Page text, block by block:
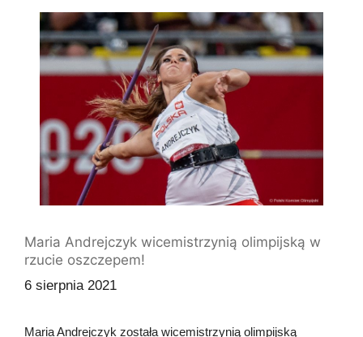
Maria Andrejczyk wicemistrzynią olimpijską w
rzucie oszczepem!
6 sierpnia 2021
Maria Andrejczyk została wicemistrzynią olimpijską